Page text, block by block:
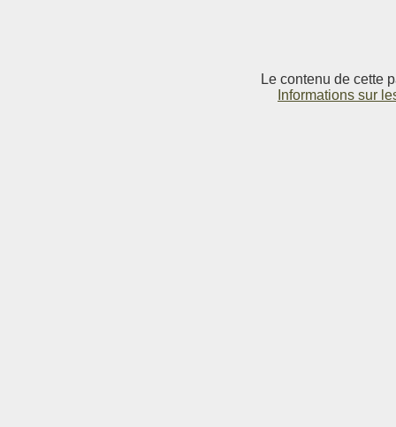
Le contenu de cette
Informations sur